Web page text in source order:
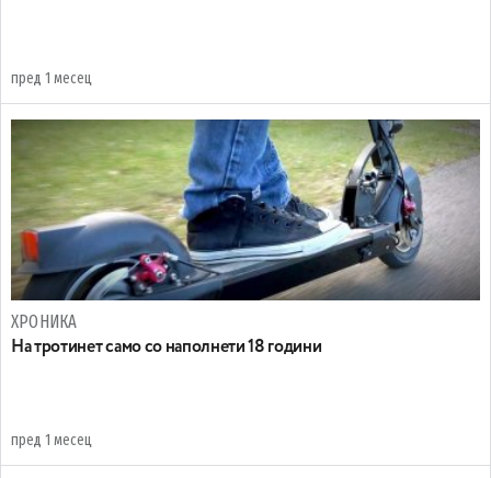
пред 1 месец
ХРОНИКА
На тротинет само со наполнети 18 години
пред 1 месец